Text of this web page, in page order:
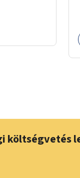
költségvetés